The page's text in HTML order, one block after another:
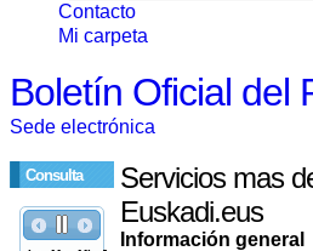
Contacto
Mi carpeta
Boletín Oficial del
Sede electrónica
Consulta
Servicios mas
Euskadi.eus
Información general